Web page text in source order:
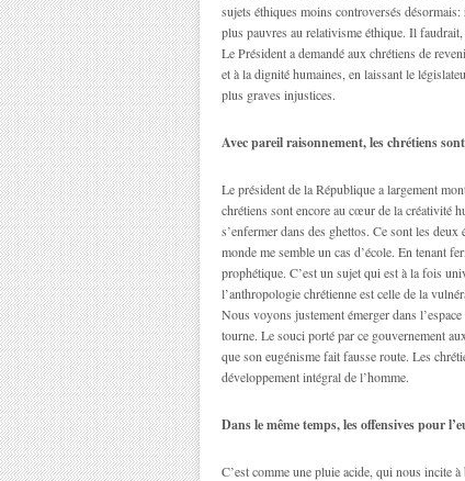
sujets éthiques moins controversés
plus pauvres au relativisme éthique. Il
Le Président a demandé aux chrétiens de
et à la dignité humaines, en laissant le
plus graves injustices.
Avec pareil raisonnement, les chrétiens
Le président de la République a largement
chrétiens sont encore au cœur de la créativité
s’enfermer dans des ghettos. Ce sont les
monde me semble un cas d’école. En tenant
prophétique. C’est un sujet qui est à la fois
l’anthropologie chrétienne est celle de la
Nous voyons justement émerger dans
tourne. Le souci porté par ce gouvernement
que son eugénisme fait fausse route. Les
développement intégral de l’homme.
Dans le même temps, les offensives pour
C’est comme une pluie acide, qui nous incite